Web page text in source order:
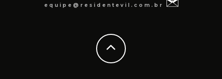
equipe@residentevil.com.br